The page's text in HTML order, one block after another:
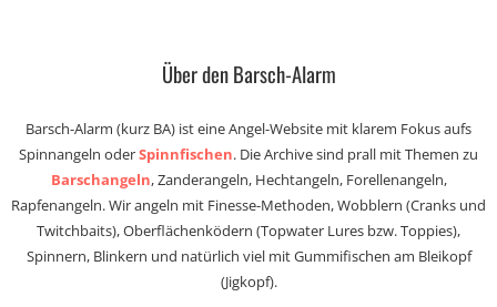
Über den Barsch-Alarm
Barsch-Alarm (kurz BA) ist eine Angel-Website mit klarem Fokus aufs
Spinnangeln oderSpinnfischen. Die Archive sind prall mit Themen zu
Barschangeln, Zanderangeln, Hechtangeln, Forellenangeln,
Rapfenangeln. Wir angeln mit Finesse-Methoden, Wobblern (Cranks und
Twitchbaits), Oberflächenködern (Topwater Lures bzw. Toppies),
Spinnern, Blinkern und natürlich viel mit Gummifischen am Bleikopf
(Jigkopf).